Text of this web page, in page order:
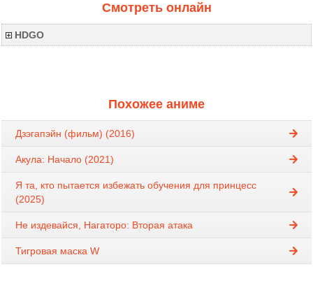
Смотреть онлайн
HDGO
Похожее аниме
Дзэгапэйн (фильм) (2016)
Акула: Начало (2021)
Я та, кто пытается избежать обучения для принцесс
(2025)
Не издевайся, Нагаторо: Вторая атака
Тигровая маска W